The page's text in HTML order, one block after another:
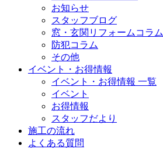
お知らせ
スタッフブログ
窓・玄関リフォームコラム
防犯コラム
その他
イベント・お得情報
イベント・お得情報 一覧
イベント
お得情報
スタッフだより
施工の流れ
よくある質問